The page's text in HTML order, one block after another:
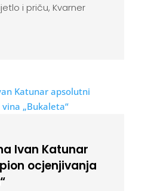
i priču, Kvarner
Ivan Katunar
ocjenjivanja